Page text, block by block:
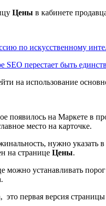
Цены в кабинете
по искусственному
SEO перестает быть
на использование
появилось на Маркете в
место на карточке.
нужно указать
на странице Цены.
можно устанавливать
это первая версия